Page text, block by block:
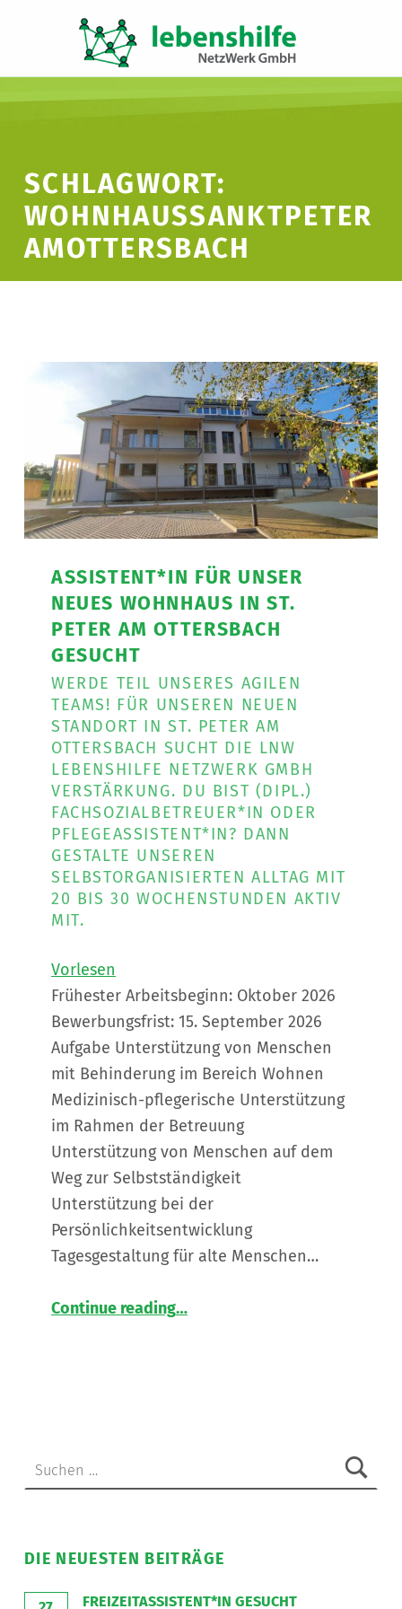
SCHLAGWORT:
WOHNHAUSSANKTPETER
AMOTTERSBACH
ASSISTENT*IN FÜR UNSER
NEUES WOHNHAUS IN ST.
PETER AM OTTERSBACH
GESUCHT
WERDE TEIL UNSERES AGILEN
TEAMS! FÜR UNSEREN NEUEN
STANDORT IN ST. PETER AM
OTTERSBACH SUCHT DIE LNW
LEBENSHILFE NETZWERK GMBH
VERSTÄRKUNG. DU BIST (DIPL.)
FACHSOZIALBETREUER*IN ODER
PFLEGEASSISTENT*IN? DANN
GESTALTE UNSEREN
SELBSTORGANISIERTEN ALLTAG MIT
20 BIS 30 WOCHENSTUNDEN AKTIV
MIT.
Vorlesen
Frühester Arbeitsbeginn: Oktober 2026
Bewerbungsfrist: 15. September 2026
Aufgabe Unterstützung von Menschen
mit Behinderung im Bereich Wohnen
Medizinisch-pflegerische Unterstützung
im Rahmen der Betreuung
Unterstützung von Menschen auf dem
Weg zur Selbstständigkeit
Unterstützung bei der
Persönlichkeitsentwicklung
Tagesgestaltung für alte Menschen…
Continue readingAssistent*in für unser neues Wohnhaus in St. Peter am Ottersbach gesucht
Werde
Standort
Peter
Ottersbach
…
DIE NEUESTEN BEITRÄGE
FREIZEITASSISTENT*IN GESUCHT